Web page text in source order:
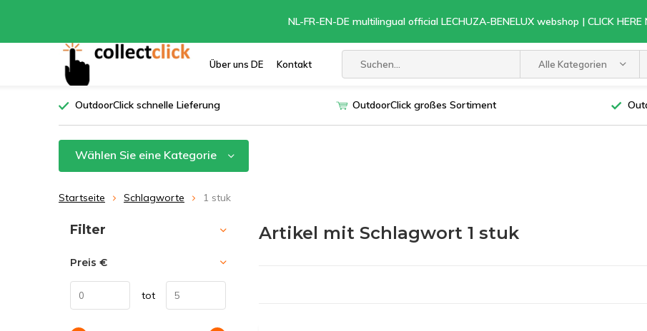
Über uns DE Kontakt Alle Kategorien
NL-FR-EN-DE multilingual official LECHUZA-BENELUX webshop | CLICK HERE
OutdoorClick schnelle Lieferung OutdoorClick großes Sortiment
Wählen Sie eine Kategorie
Startseite Schlagworte 1 stuk
Artikel mit Schlagwort 1 stuk
Sortieren nach:
Filter
Preis €
tot